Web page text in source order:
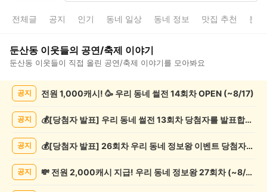
전체글 공지 인기 동네 일상 동네 정보 맛집 추천 분
둔산동 이웃들의 공연/축제 이야기
둔산동 이웃들이 직접 올린 공연/축제 이야기를 모아봐요
공지 전원 1,000캐시! 🥳 우리 동네 썰전 14회차 OPEN (~8/17)
공지 💰[당첨자 발표] 우리 동네 썰전 13회차 당첨자를 발표합니다!
공지 💰[당첨자 발표] 26회차 우리 동네 정보왕 이벤트 당첨자를 발표합니다!
공지 💸 전원 2,000캐시 지급! 우리 동네 정보왕 27회차 (~8/10)